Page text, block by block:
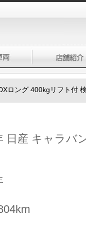
ロング 400kgリフト付
日産 キャラバ